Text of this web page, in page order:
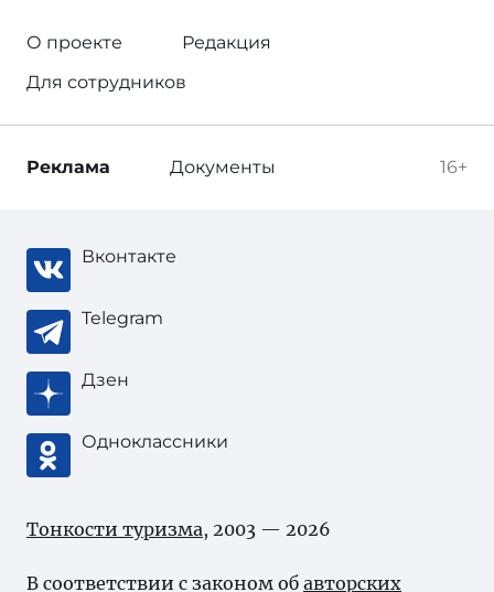
О проекте
Редакция
Для сотрудников
16+
Реклама Документы
Вконтакте
Telegram
Дзен
Одноклассники
Тонкости туризма, 2003 — 2026
В соответствии с законом об авторских